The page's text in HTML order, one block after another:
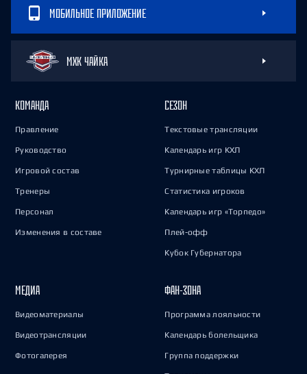
МОБИЛЬНОЕ ПРИЛОЖЕНИЕ
МХК ЧАЙКА
КОМАНДА
Правление
Руководство
Игровой состав
Тренеры
Персонал
Изменения в составе
СЕЗОН
Текстовые трансляции
Календарь игр КХЛ
Турнирные таблицы КХЛ
Статистика игроков
Календарь игр «Торпедо»
Плей-офф
Кубок Губернатора
МЕДИА
Видеоматериалы
Видеотрансляции
Фотогалерея
ФАН-ЗОНА
Программа лояльности
Календарь болельщика
Группа поддержки